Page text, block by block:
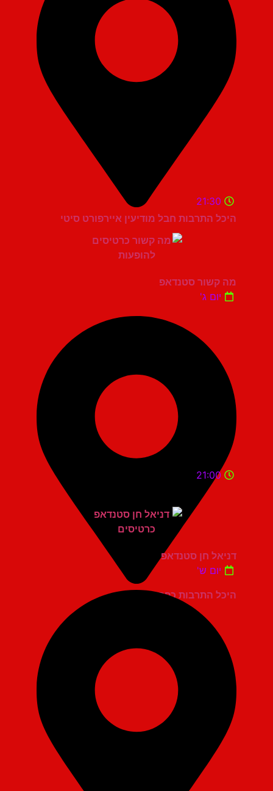
היכל התרבות חבל מודיעין איירפורט סיטי
21:30
מה קשור סטנדאפ
יום ג'
היכל התרבות כפר סבא
21:00
דניאל חן סטנדאפ
יום ש'